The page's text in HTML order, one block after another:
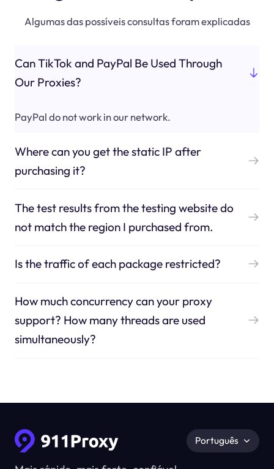
Algumas das possíveis consultas foram explicadas
Can TikTok and PayPal Be Used Through
Our Proxies?
PayPal do not work in our network.
Where can you get the static IP after
purchasing it?
The test results from the testing website do
not match the region I purchased from.
Is the traffic of each package restricted?
How much concurrency can your proxy
support? How many threads are used
simultaneously?
Português